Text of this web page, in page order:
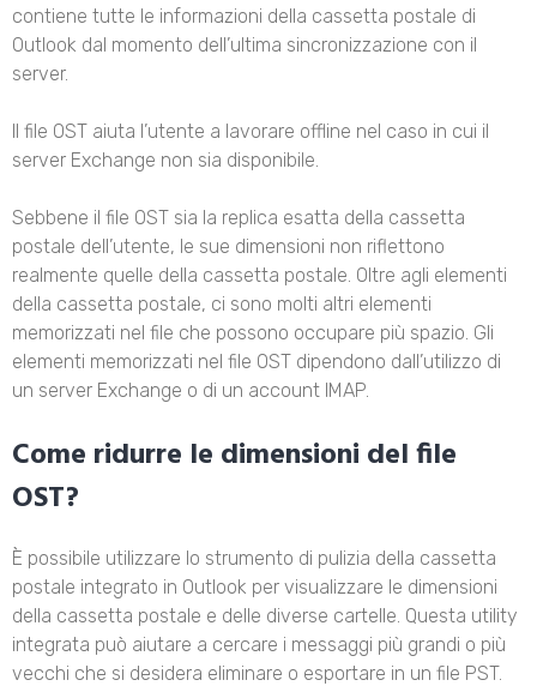
contiene tutte le informazioni della cassetta postale di
Outlook dal momento dell’ultima sincronizzazione con il
server.
Il file OST aiuta l’utente a lavorare offline nel caso in cui il
server Exchange non sia disponibile.
Sebbene il file OST sia la replica esatta della cassetta
postale dell’utente, le sue dimensioni non riflettono
realmente quelle della cassetta postale. Oltre agli elementi
della cassetta postale, ci sono molti altri elementi
memorizzati nel file che possono occupare più spazio. Gli
elementi memorizzati nel file OST dipendono dall’utilizzo di
un server Exchange o di un account IMAP.
Come ridurre le dimensioni del file
OST?
È possibile utilizzare lo strumento di pulizia della cassetta
postale integrato in Outlook per visualizzare le dimensioni
della cassetta postale e delle diverse cartelle. Questa utility
integrata può aiutare a cercare i messaggi più grandi o più
vecchi che si desidera eliminare o esportare in un file PST.